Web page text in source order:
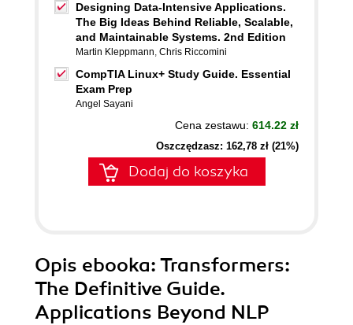
Designing Data-Intensive Applications.
The Big Ideas Behind Reliable, Scalable,
and Maintainable Systems. 2nd Edition
Martin Kleppmann, Chris Riccomini
CompTIA Linux+ Study Guide. Essential
Exam Prep
Angel Sayani
Cena zestawu: 614.22 zł
Oszczędzasz: 162,78 zł (21%)
Dodaj do koszyka
Opis ebooka: Transformers:
The Definitive Guide.
Applications Beyond NLP